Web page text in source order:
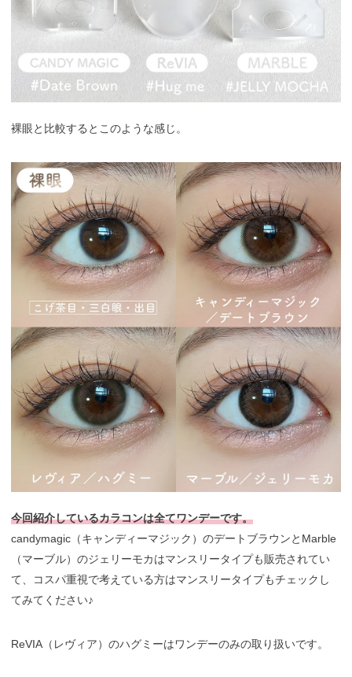
裸眼と比較するとこのような感じ。
今回紹介しているカラコンは全てワンデーです。
candymagic（キャンディーマジック）のデートブラウンとMarble
（マーブル）のジェリーモカはマンスリータイプも販売されてい
て、コスパ重視で考えている方はマンスリータイプもチェックし
てみてください♪
ReVIA（レヴィア）のハグミーはワンデーのみの取り扱いです。